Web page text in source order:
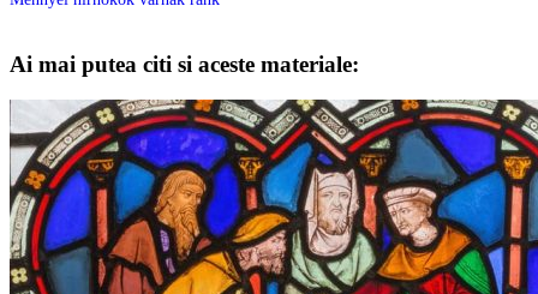
Ai mai putea citi si aceste materiale: